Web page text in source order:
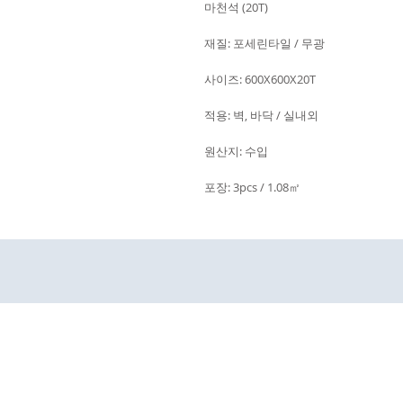
마천석 (20T)
재질: 포세린타일 / 무광
사이즈: 600X600X20T
적용: 벽, 바닥 / 실내외
원산지: 수입
포장: 3pcs / 1.08㎡